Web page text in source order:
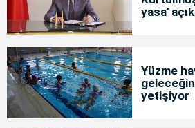
yasa'
Yüzme
yetişiyor